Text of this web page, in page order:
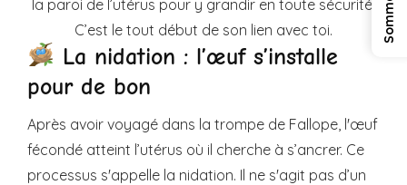
la paroi de l’utérus pour y grandir en toute sécurité.
C’est le tout début de son lien avec toi.
La nidation : l’œuf s’installe
pour de bon
Après avoir voyagé dans la trompe de Fallope, l'œuf
fécondé atteint l’utérus où il cherche à s’ancrer. Ce
processus s'appelle la nidation. Il ne s'agit pas d’un